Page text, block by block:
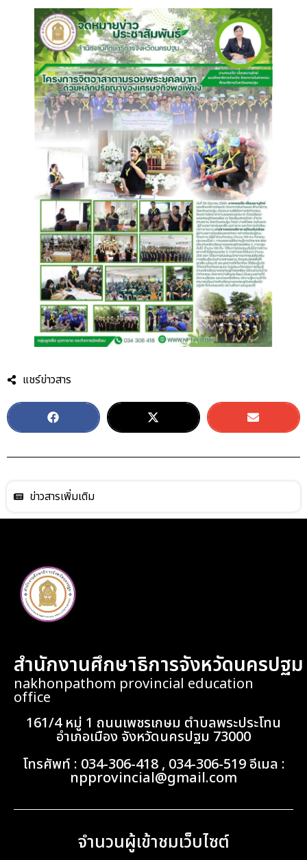
แชร์ข่าวสาร
ข่าวสารเพิ่มเติม
สำนักงานศึกษาธิการจังหวัดนครปฐม
nakhonpathom provincial education
office
161/4 หมู่ 1 ถนนเพชรเกษม ตำบลพระประโทน
อำเภอเมือง จังหวัดนครปฐม 73000
โทรศัพท์ : 034-306-418 , 034-306-519 อีเมล :
npprovincial@gmail.com
จำนวนผู้เข้าชมเว็บไซต์